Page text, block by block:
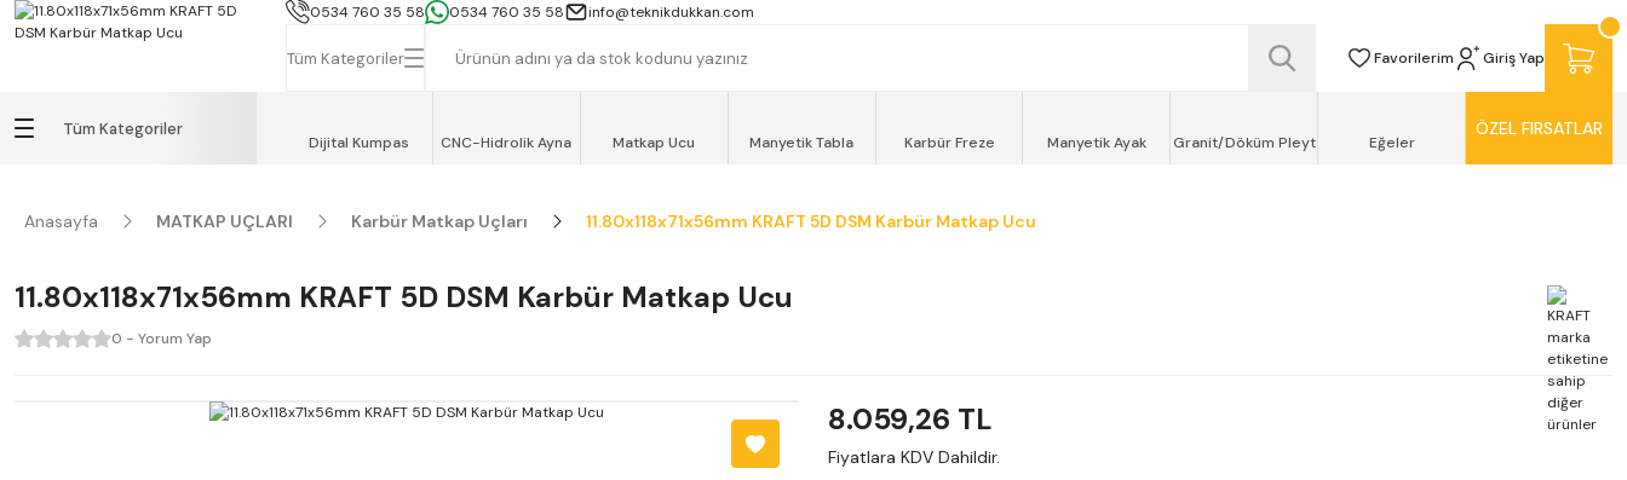
İSTANBUL, TEKİRDAĞ ve GEBZE İÇİN 13000TL ve ÜZERİ ALIŞVERİŞLERİNİZ AYNI GÜN MOTOKURYE İLE ÜCRETSİZ TESLİMAT ŞEKLİNDE KAPINIZDA !
0534 760 35 58 0534 760 35 58 info@teknikdukkan.com
Tüm Kategoriler Favorilerim Giriş Yap
Tüm Kategoriler
Dijital Kumpas CNC-Hidrolik Ayna Matkap Ucu Manyetik Tabla Karbür Freze Manyetik Ayak Granit/Döküm Pleyt Eğeler
ÖZEL FIRSATLAR
Anasayfa MATKAP UÇLARI Karbür Matkap Uçları 11.80x118x71x56mm KRAFT 5D DSM Karbür Matkap Ucu
11.80x118x71x56mm KRAFT 5D DSM Karbür Matkap Ucu
0 - Yorum Yap
8.059,26 TL
Fiyatlara KDV Dahildir.